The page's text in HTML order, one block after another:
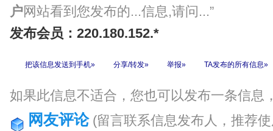
户网站看到您发布的...信息,请问...”
发布会员：220.180.152.*
把该信息发送到手机» 分享/转发» 举报» TA发布的所有信息»
如果此信息不适合，您也可以发布一条信息
网友评论(留言联系信息发布人，推荐